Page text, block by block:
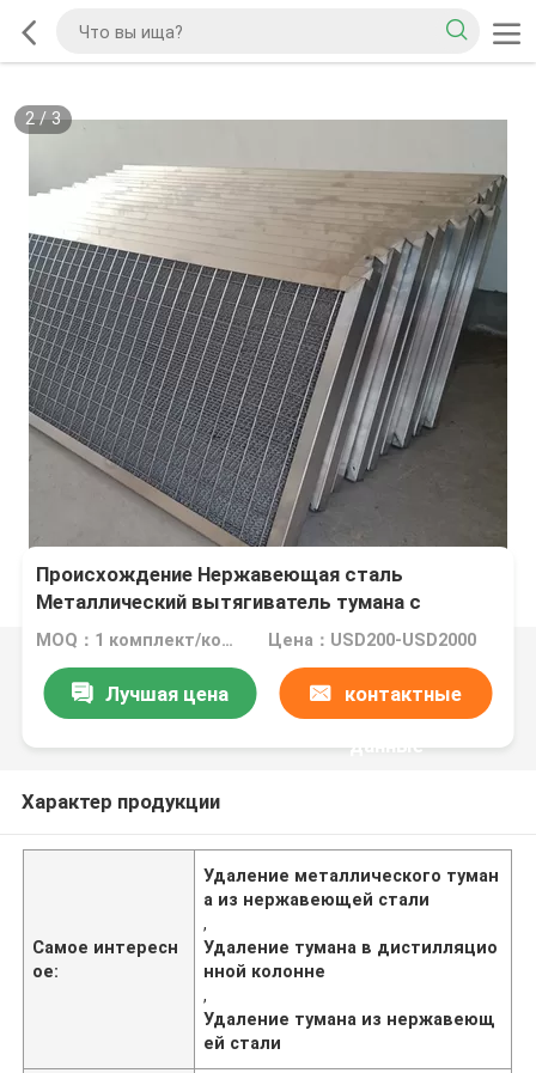
2/3
Происхождение Нержавеющая сталь
Металлический вытягиватель тумана с
металлической рамой для дистилляционной
MOQ：1 комплект/комплекты (минутный порядок) Цена：USD200-USD2000
Лучшая цена контактные
данные
Характер продукции
Самое интересн
ое:
Удаление металлического туман
а из нержавеющей стали
,
Удаление тумана в дистилляцио
нной колонне
,
Удаление тумана из нержавеющ
ей стали